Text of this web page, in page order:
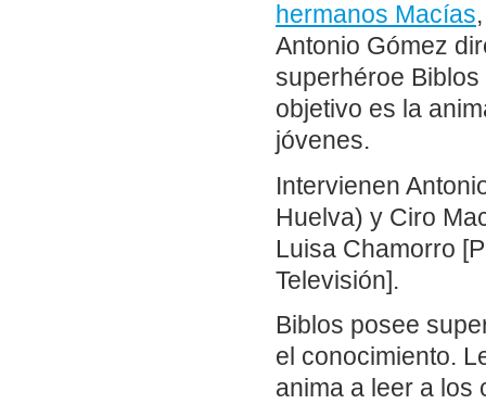
hermanos Macías
Antonio Gómez
superhéroe
objetivo es la
jóvenes.
Intervienen
Huelva) y Ciro
Luisa Chamorro
Televisión].
Biblos posee
el conocimiento.
anima a leer a los